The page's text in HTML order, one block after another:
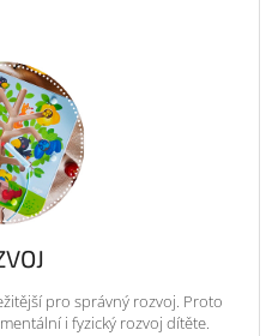
pro správný rozvoj. Proto
i fyzický rozvoj dítěte.